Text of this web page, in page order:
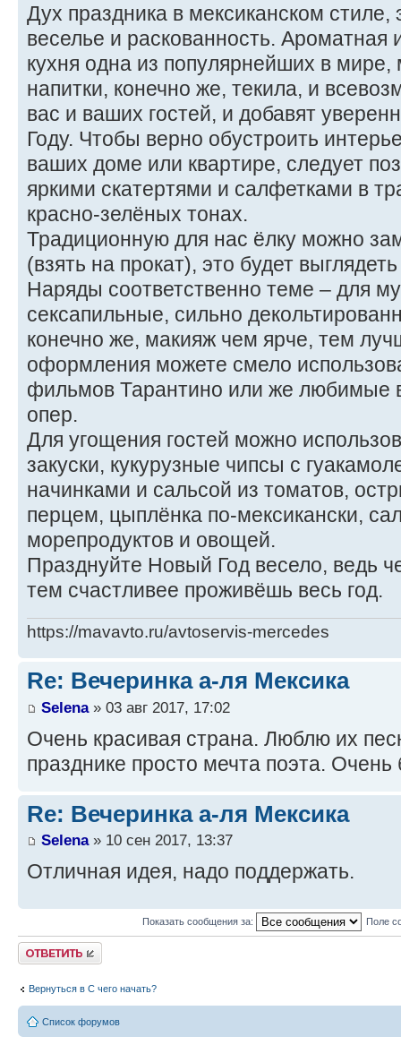
Дух праздника в мексиканском стиле,
веселье и раскованность. Ароматная
кухня одна из популярнейших в мире,
напитки, конечно же, текила, и
вас и ваших гостей, и добавят
Году. Чтобы верно обустроить
ваших доме или квартире, следует
яркими скатертями и салфетками в
красно-зелёных тонах.
Традиционную для нас ёлку можно
(взять на прокат), это будет
Наряды соответственно теме – для
сексапильные, сильно
конечно же, макияж чем ярче, тем
оформления можете смело
фильмов Тарантино или же любимые
опер.
Для угощения гостей можно
закуски, кукурузные чипсы с
начинками и сальсой из томатов,
перцем, цыплёнка по-мексикански,
морепродуктов и овощей.
Празднуйте Новый Год весело, ведь
тем счастливее проживёшь весь год.
https://mavavto.ru/avtoservis-mercedes
Re: Вечеринка а-ля Мексика
Selena» 03 авг 2017, 17:02
Очень красивая страна. Люблю их
празднике просто мечта поэта. Очень
Re: Вечеринка а-ля Мексика
Selena» 10 сен 2017, 13:37
Отличная идея, надо поддержать.
Показать сообщения за: Поле
Ответить
Вернуться в С чего начать?
Список форумов